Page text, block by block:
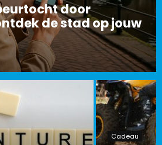
door
de stad op jouw
Cadeau